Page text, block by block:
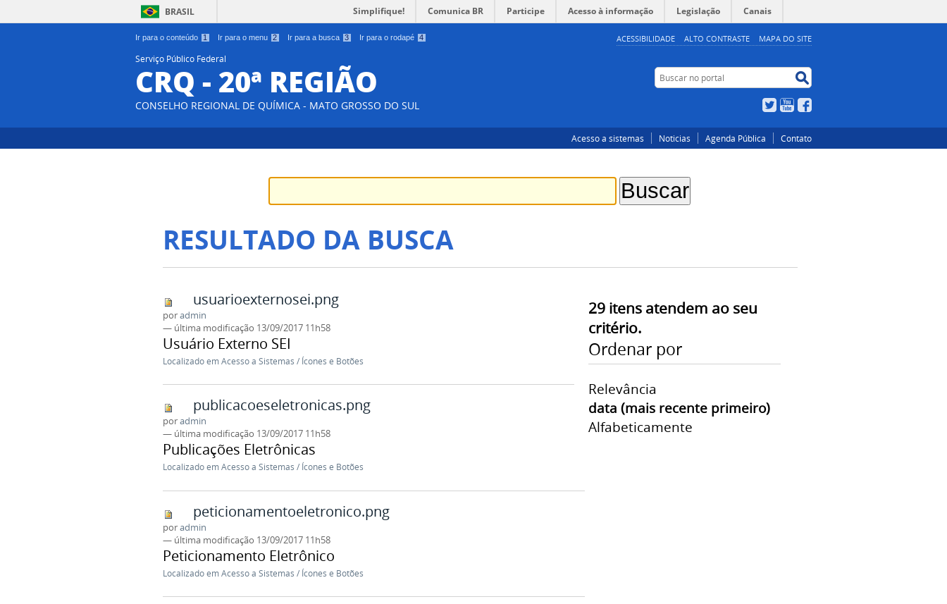
Ir para o conteúdo 1 Ir para o menu 2 Ir para a busca 3 Ir para o rodapé 4 ACESSIBILIDADE ALTO CONTRASTE MAPA DO SITE
BRASIL Simplifique! Comunica BR Participe Acesso à informação Legislação Canais
Serviço Público Federal
CRQ - 20ª REGIÃO
CONSELHO REGIONAL DE QUÍMICA - MATO GROSSO DO SUL
no
Buscar
no
TwitterYouTube
Acesso a sistemas Noticias Agenda Pública Contato
RESULTADO DA BUSCA
29itens atendem ao seu
critério.
Ordenar por
Relevância
data (mais recente primeiro)
Alfabeticamente
usuarioexternosei.png
poradmin
— última modificação 13/09/2017 11h58
Usuário Externo SEI
Localizado emAcesso a Sistemas / Ícones e Botões
publicacoeseletronicas.png
poradmin
— última modificação 13/09/2017 11h58
Publicações Eletrônicas
Localizado emAcesso a Sistemas / Ícones e Botões
peticionamentoeletronico.png
poradmin
— última modificação 13/09/2017 11h58
Peticionamento Eletrônico
Localizado emAcesso a Sistemas / Ícones e Botões